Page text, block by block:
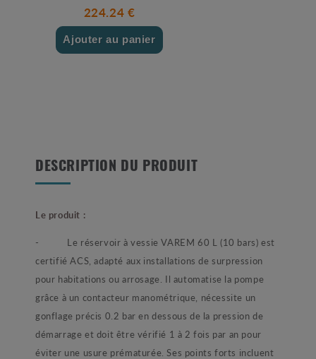
224.24 €
Ajouter au panier
DESCRIPTION DU PRODUIT
Le produit :
- Le réservoir à vessie VAREM 60 L (10 bars) est
certifié ACS, adapté aux installations de surpression
pour habitations ou arrosage. Il automatise la pompe
grâce à un contacteur manométrique, nécessite un
gonflage précis 0.2 bar en dessous de la pression de
démarrage et doit être vérifié 1 à 2 fois par an pour
éviter une usure prématurée. Ses points forts incluent